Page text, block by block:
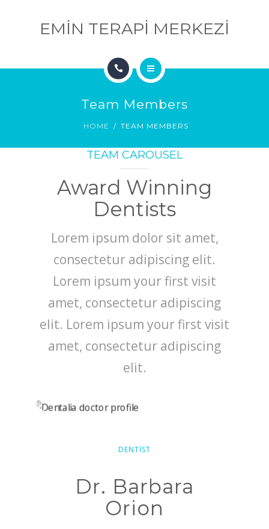
MERKEZI
EMIN TERAPI MERKEZI
Team Members
HOME TEAM MEMBERS
TEAM CAROUSEL
Award Winning
Dentists
Lorem ipsum dolor sit amet,
consectetur adipiscing elit.
Lorem ipsum your first visit
amet, consectetur adipiscing
elit. Lorem ipsum your first visit
amet, consectetur adipiscing
elit.
DENTIST
Dr. Barbara
Orion